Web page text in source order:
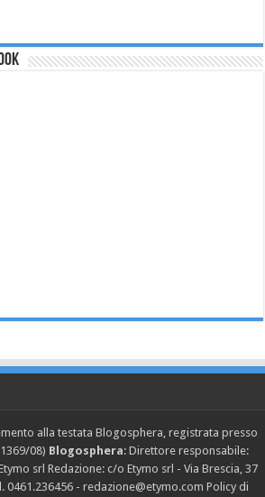
alla testata Blogosphera, registrata presso
08) Blogosphera: Direttore responsabile:
srl Redazione: c/o Etymo srl - Via Brescia, 37
0461.236456 - redazione@etymo.com Policy di